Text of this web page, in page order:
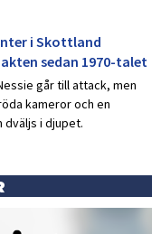
i Skottland
sedan 1970-talet
går till attack, men
kameror och en
i djupet.